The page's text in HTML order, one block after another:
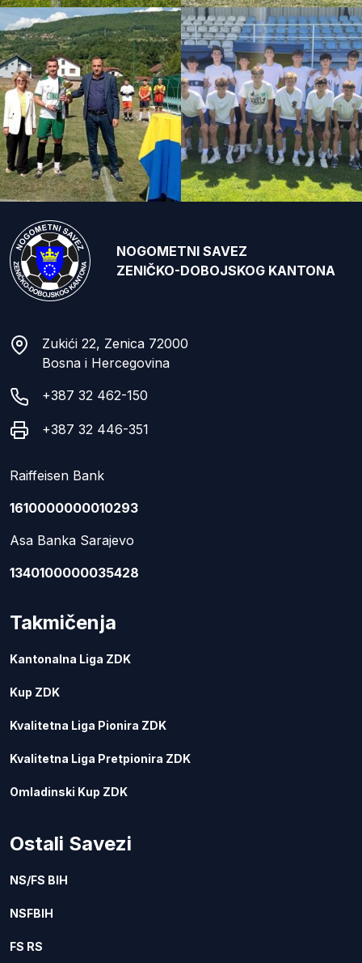
NOGOMETNI SAVEZ
ZENIČKO-DOBOJSKOG KANTONA
Zukići 22, Zenica 72000
Bosna i Hercegovina
+387 32 462-150
+387 32 446-351
Raiffeisen Bank
1610000000010293
Asa Banka Sarajevo
1340100000035428
Takmičenja
Kantonalna Liga ZDK
Kup ZDK
Kvalitetna Liga Pionira ZDK
Kvalitetna Liga Pretpionira ZDK
Omladinski Kup ZDK
Ostali Savezi
NS/FS BIH
NSFBIH
FS RS